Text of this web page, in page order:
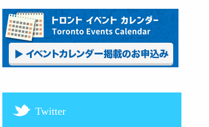
Twitter